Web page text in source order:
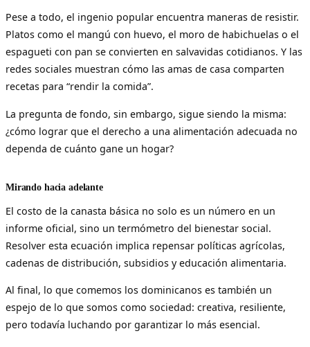
Pese a todo, el ingenio popular encuentra maneras de resistir.
Platos como el mangú con huevo, el moro de habichuelas o el
espagueti con pan se convierten en salvavidas cotidianos. Y las
redes sociales muestran cómo las amas de casa comparten
recetas para “rendir la comida”.
La pregunta de fondo, sin embargo, sigue siendo la misma:
¿cómo lograr que el derecho a una alimentación adecuada no
dependa de cuánto gane un hogar?
Mirando hacia adelante
El costo de la canasta básica no solo es un número en un
informe oficial, sino un termómetro del bienestar social.
Resolver esta ecuación implica repensar políticas agrícolas,
cadenas de distribución, subsidios y educación alimentaria.
Al final, lo que comemos los dominicanos es también un
espejo de lo que somos como sociedad: creativa, resiliente,
pero todavía luchando por garantizar lo más esencial.